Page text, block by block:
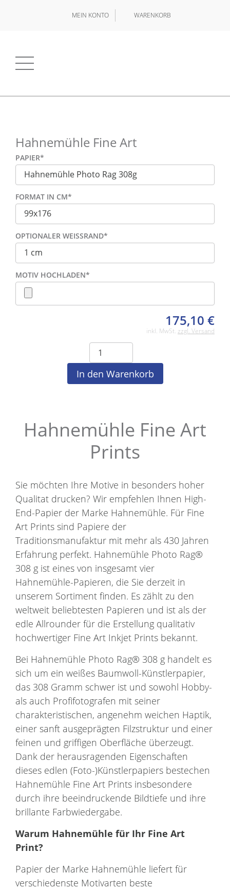
MEIN KONTO WARENKORB
Hahnemühle Fine Art
PAPIER*
FORMAT IN CM*
OPTIONALER WEISSRAND *
MOTIV HOCHLADEN*
175,10 €
inkl. MwSt. zzgl. Versand
Hahnemühle Fine Art
Prints
Sie möchten Ihre Motive in besonders hoher
Qualitat drucken? Wir empfehlen Ihnen High-
End-Papier der Marke Hahnemühle. Für Fine
Art Prints sind Papiere der
Traditionsmanufaktur mit mehr als 430 Jahren
Erfahrung perfekt. Hahnemühle Photo Rag®
308 g ist eines von insgesamt vier
Hahnemühle-Papieren, die Sie derzeit in
unserem Sortiment finden. Es zählt zu den
weltweit beliebtesten Papieren und ist als der
edle Allrounder für die Erstellung qualitativ
hochwertiger Fine Art Inkjet Prints bekannt.
Bei Hahnemühle Photo Rag® 308 g handelt es
sich um ein weißes Baumwoll-Künstlerpapier,
das 308 Gramm schwer ist und sowohl Hobby-
als auch Profifotografen mit seiner
charakteristischen, angenehm weichen Haptik,
einer sanft ausgeprägten Filzstruktur und einer
feinen und griffigen Oberfläche überzeugt.
Dank der herausragenden Eigenschaften
dieses edlen (Foto-)Künstlerpapiers bestechen
Hahnemühle Fine Art Prints insbesondere
durch ihre beeindruckende Bildtiefe und ihre
brillante Farbwiedergabe.
Warum Hahnemühle für Ihr Fine Art
Print?
Papier der Marke Hahnemühle liefert für
verschiedenste Motivarten beste